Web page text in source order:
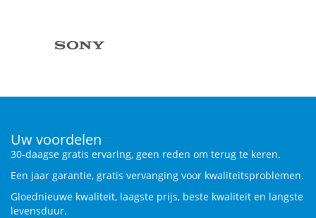
Uw voordelen
30-daagse gratis ervaring, geen reden om terug te keren.
Een jaar garantie, gratis vervanging voor kwaliteitsproblemen.
Gloednieuwe kwaliteit, laagste prijs, beste kwaliteit en langste
levensduur.